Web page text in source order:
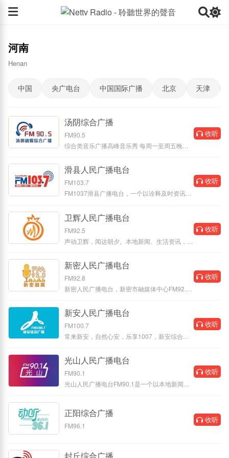
河南
Henan
中国 央广电台 中国国际广播 北京 天津
汤阴综合广播
FM90.5
综合类音乐广播高峰音乐秀 每周一至周五晚高
收听
滑县人民广播电台
FM103.7
FM1037滑县广播电台，一个以诠释及时资讯
收听
卫辉人民广播电台
FM92.5
声动卫辉，闻达朝夕。本地新闻、生活资讯，全
收听
新密人民广播电台
FM92.8
新密人民广播电台，新密市融媒体中心FM92.8
收听
新安人民广播电台
FM100.7
常来新安，自然心安，乐享1007，新安综合广
收听
光山人民广播电台
FM90.1
光山人民广播电台FM90.1是一个以本地新闻、
收听
正阳综合广播
FM96.1
收听
封丘综合广播